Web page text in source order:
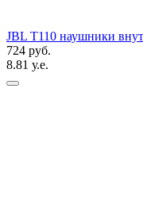
JBL T110 наушники
724 руб.
8.81 у.е.